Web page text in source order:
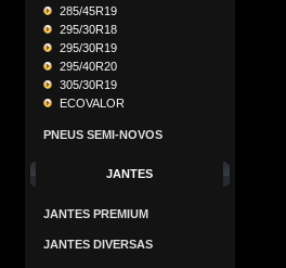
285/45R19
295/30R18
295/30R19
295/40R20
305/30R19
ECOVALOR
PNEUS SEMI-NOVOS
JANTES
JANTES PREMIUM
JANTES DIVERSAS